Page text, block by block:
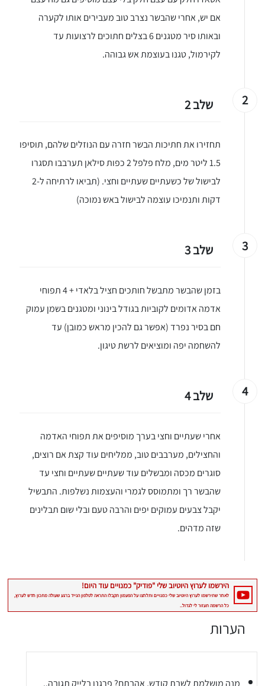
אותי באינסטגרם
הכנתם מתכון שלי? חפשו "Shahar_Hen_Hayokra" באינסטגרם עקבו אחריי עוד היום ותעלו את המתכון שהכנתם לסטורי ואני
אם יש, אחרי שהבשר נצרב טוב מעבירים אותו לקערה
ובאותו סיר מטגנים 6 בצלים חתוכים לרצועות עד
לקירמול, טגנו בעוצמת אש גבוהה.
2 שלב 2
תחזירו את חתיכות הבשר חזרה עם הנוזלים שלהם, תוסיפו
1.5 ליטר מים, מלח פלפל 2 כפות סילאן תערבבו תסגרו
לבישול של כשעתיים שעתיים וחצי. (תביאו לרתיחה ל-2
דקות ותנמיכו עוצמה לבישול באש נמוכה)
3 שלב 3
בזמן שהבשר מתבשל חותכים חציל בלאדי + 4 תפוחי
אדמה אדומים לקוביות בגודל בינוני ומטגנים בשמן עמוק
חם בסיר נפרד (אפשר גם להכין מראש כמובן) עד
להשחמה יפה ומוציאים לרשת טיגון.
4 שלב 4
אחרי שעתיים וחצי בערך מוסיפים את תפוחי האדמה
והחצילים, מערבבים טוב, ממליחים עוד קצת אם רוצים,
סוגרים מכסה ומבשלים עוד שעתיים שעתיים וחצי עד
שהבשר רך ומתמוסס לגמרי והעצמות נשלפות. התבשיל
יקבל צבעים עמוקים יפים והרבה טעם ובלי שום תבלינים
שזה מדהים.
הערות
מנה מושלמת לשבת קודש, אהבתם? פרגנו בלייק תגובה..